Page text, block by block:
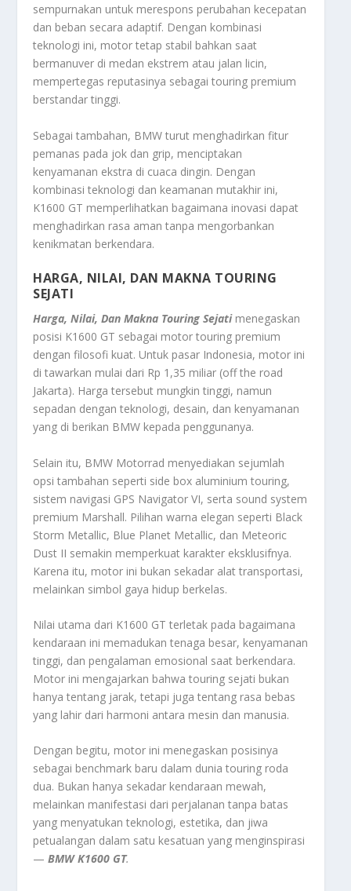
sempurnakan untuk merespons perubahan kecepatan
dan beban secara adaptif. Dengan kombinasi
teknologi ini, motor tetap stabil bahkan saat
bermanuver di medan ekstrem atau jalan licin,
mempertegas reputasinya sebagai touring premium
berstandar tinggi.
Sebagai tambahan, BMW turut menghadirkan fitur
pemanas pada jok dan grip, menciptakan
kenyamanan ekstra di cuaca dingin. Dengan
kombinasi teknologi dan keamanan mutakhir ini,
K1600 GT memperlihatkan bagaimana inovasi dapat
menghadirkan rasa aman tanpa mengorbankan
kenikmatan berkendara.
HARGA, NILAI, DAN MAKNA TOURING
SEJATI
Harga, Nilai, Dan Makna Touring Sejati menegaskan
posisi K1600 GT sebagai motor touring premium
dengan filosofi kuat. Untuk pasar Indonesia, motor ini
di tawarkan mulai dari Rp 1,35 miliar (off the road
Jakarta). Harga tersebut mungkin tinggi, namun
sepadan dengan teknologi, desain, dan kenyamanan
yang di berikan BMW kepada penggunanya.
Selain itu, BMW Motorrad menyediakan sejumlah
opsi tambahan seperti side box aluminium touring,
sistem navigasi GPS Navigator VI, serta sound system
premium Marshall. Pilihan warna elegan seperti Black
Storm Metallic, Blue Planet Metallic, dan Meteoric
Dust II semakin memperkuat karakter eksklusifnya.
Karena itu, motor ini bukan sekadar alat transportasi,
melainkan simbol gaya hidup berkelas.
Nilai utama dari K1600 GT terletak pada bagaimana
kendaraan ini memadukan tenaga besar, kenyamanan
tinggi, dan pengalaman emosional saat berkendara.
Motor ini mengajarkan bahwa touring sejati bukan
hanya tentang jarak, tetapi juga tentang rasa bebas
yang lahir dari harmoni antara mesin dan manusia.
Dengan begitu, motor ini menegaskan posisinya
sebagai benchmark baru dalam dunia touring roda
dua. Bukan hanya sekadar kendaraan mewah,
melainkan manifestasi dari perjalanan tanpa batas
yang menyatukan teknologi, estetika, dan jiwa
petualangan dalam satu kesatuan yang menginspirasi
—BMW K1600 GT.